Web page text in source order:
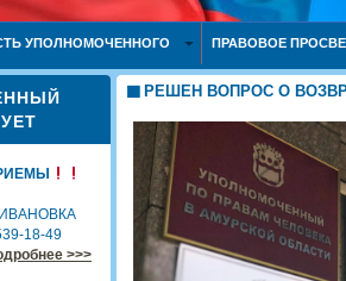
УПОЛНОМОЧЕННОГО ПРАВОВОЕ
ИВАНОВКА
18-49
>>>
РЕШЕН ВОПРОС О